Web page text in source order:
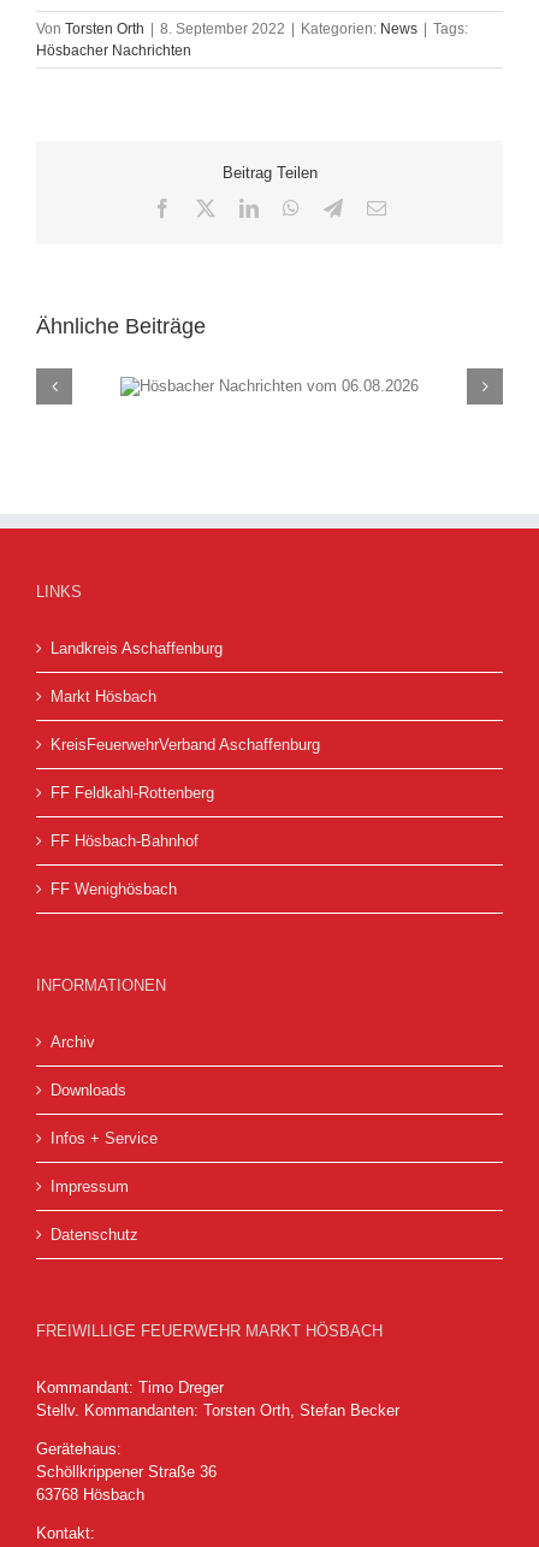
Von Torsten Orth | 8. September 2022 | Kategorien: News | Tags:
Hösbacher Nachrichten
Beitrag Teilen
Facebook LinkedInWhatsApp
Telegram
E-
Ähnliche Beiträge
vom
Hösbacher
LINKS
Landkreis Aschaffenburg
Markt Hösbach
KreisFeuerwehrVerband Aschaffenburg
FF Feldkahl-Rottenberg
FF Hösbach-Bahnhof
FF Wenighösbach
INFORMATIONEN
Archiv
Downloads
Infos + Service
Impressum
Datenschutz
FREIWILLIGE FEUERWEHR MARKT HÖSBACH
Kommandant: Timo Dreger
Stellv. Kommandanten: Torsten Orth, Stefan Becker
Gerätehaus:
Schöllkrippener Straße 36
63768 Hösbach
Kontakt: